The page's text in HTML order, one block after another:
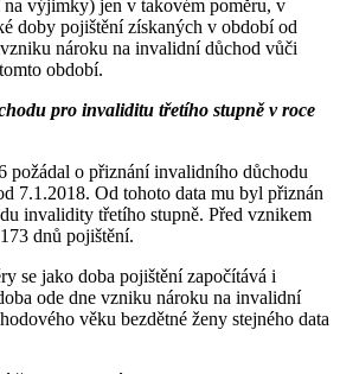
na výjimky) jen v takovém poměru, v
doby pojištění získaných v období od
nároku na invalidní důchod vůči
období.
pro invaliditu třetího stupně v roce
požádal o přiznání invalidního důchodu
7.1.2018. Od tohoto data mu byl přiznán
invalidity třetího stupně. Před vznikem
dnů pojištění.
se jako doba pojištění započítává i
ode dne vzniku nároku na invalidní
věku bezdětné ženy stejného data